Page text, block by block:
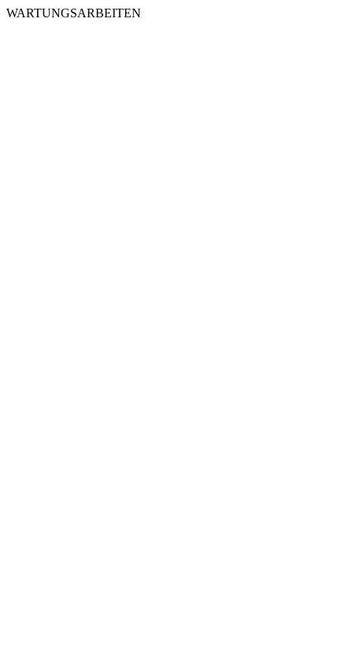
WARTUNGSARBEITEN